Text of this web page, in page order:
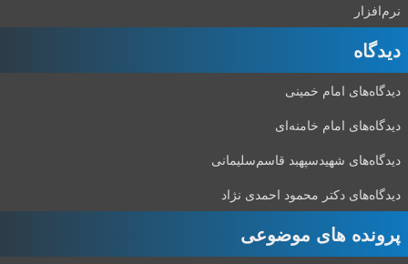
نرم‌افزار
دیدگاه‌
دیدگاه‌های امام خمینی
دیدگاه‌های امام خامنه‌ای
دیدگاه‌های شهید‌سپهبد قاسم‌سلیمانی
دیدگاه‌های دکتر محمود احمدی نژاد
پرونده های موضوعی